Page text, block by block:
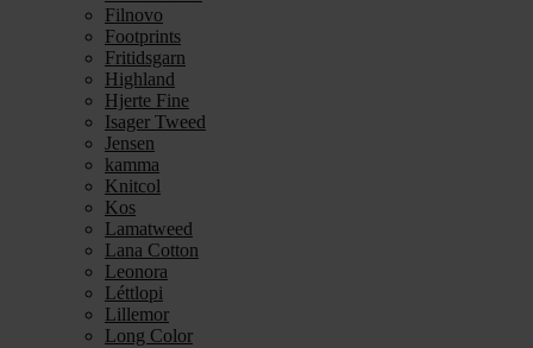
Filnovo
Footprints
Fritidsgarn
Highland
Hjerte Fine
Isager Tweed
Jensen
kamma
Knitcol
Kos
Lamatweed
Lana Cotton
Leonora
Léttlopi
Lillemor
Long Color